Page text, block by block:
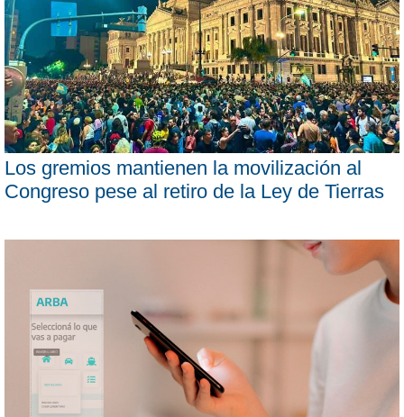
Los gremios mantienen la movilización al
Congreso pese al retiro de la Ley de Tierras